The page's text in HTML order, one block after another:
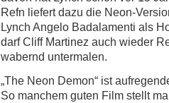
Refn liefert dazu die Neon-
Lynch Angelo Badalamenti als
darf Cliff Martinez auch wieder
wabernd untermalen.
„The Neon Demon“ ist
So manchem guten Film stellt